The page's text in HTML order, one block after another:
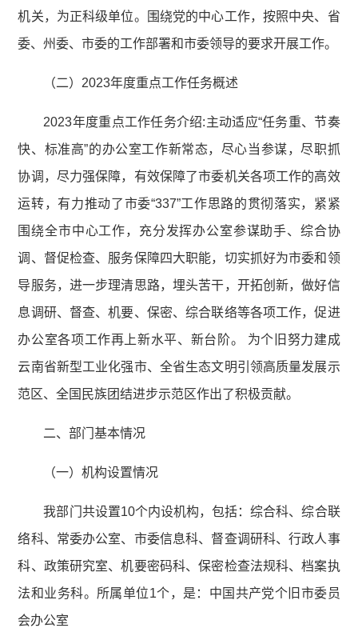
机关，为正科级单位。围绕党的中心工作，按照中央、省
委、州委、市委的工作部署和市委领导的要求开展工作。
（二）2023年度重点工作任务概述
2023年度重点工作任务介绍:主动适应“任务重、节奏
快、标准高”的办公室工作新常态，尽心当参谋，尽职抓
协调，尽力强保障，有效保障了市委机关各项工作的高效
运转，有力推动了市委“337”工作思路的贯彻落实，紧紧
围绕全市中心工作，充分发挥办公室参谋助手、综合协
调、督促检查、服务保障四大职能，切实抓好为市委和领
导服务，进一步理清思路，埋头苦干，开拓创新，做好信
息调研、督查、机要、保密、综合联络等各项工作，促进
办公室各项工作再上新水平、新台阶。 为个旧努力建成
云南省新型工业化强市、全省生态文明引领高质量发展示
范区、全国民族团结进步示范区作出了积极贡献。
二、部门基本情况
（一）机构设置情况
我部门共设置10个内设机构，包括：综合科、综合联
络科、常委办公室、市委信息科、督查调研科、行政人事
科、政策研究室、机要密码科、保密检查法规科、档案执
法和业务科。所属单位1个，是：中国共产党个旧市委员
会办公室